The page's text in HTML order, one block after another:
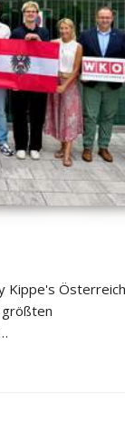
Kippe's Österreich